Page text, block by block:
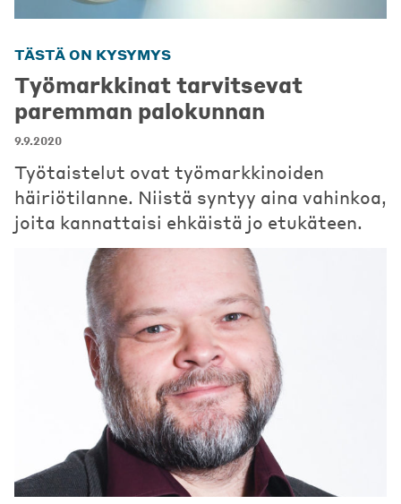
TÄSTÄ ON KYSYMYS
Työmarkkinat tarvitsevat
paremman palokunnan
9.9.2020
Työtaistelut ovat työmarkkinoiden
häiriötilanne. Niistä syntyy aina vahinkoa,
joita kannattaisi ehkäistä jo etukäteen.